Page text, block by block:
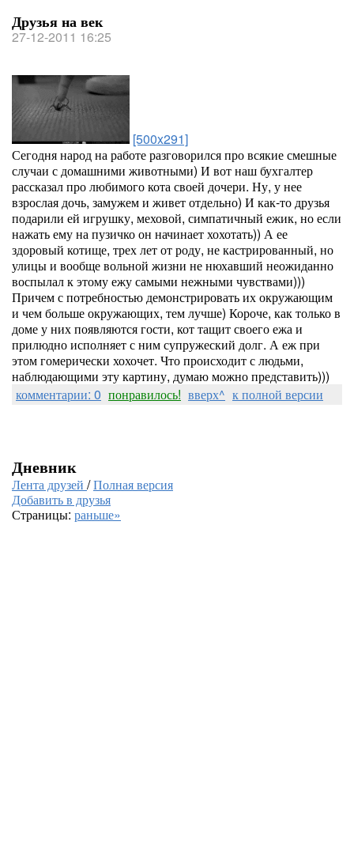
Друзья на век
27-12-2011 16:25
[500x291]
Сегодня народ на работе разговорился про всякие смешные
случаи с домашними животными) И вот наш бухгалтер
рассказал про любимого кота своей дочери. Ну, у нее
взрослая дочь, замужем и живет отдельно) И как-то друзья
подарили ей игрушку, меховой, симпатичный ежик, но если
нажать ему на пузичко он начинает хохотать)) А ее
здоровый котище, трех лет от роду, не кастрированный, но
улицы и вообще вольной жизни не нюхавший неожиданно
воспылал к этому ежу самыми нежными чувствами)))
Причем с потребностью демонстрировать их окружающим
и чем больше окружающих, тем лучше) Короче, как только в
доме у них появляются гости, кот тащит своего ежа и
прилюдно исполняет с ним супружеский долг. А еж при
этом гомерически хохочет. Что происходит с людьми,
наблюдающими эту картину, думаю можно представить)))
комментарии: 0 понравилось! вверх^ к полной версии
Дневник
Лента друзей /Полная версия
Добавить в друзья
Страницы: раньше»